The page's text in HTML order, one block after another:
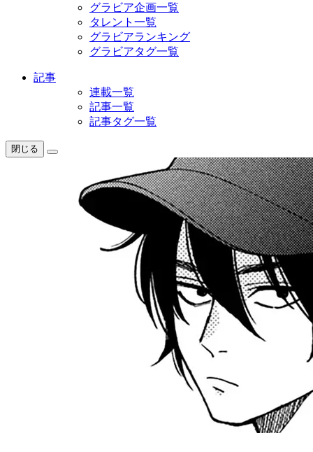
グラビア企画一覧
タレント一覧
グラビアランキング
グラビアタグ一覧
記事
連載一覧
記事一覧
記事タグ一覧
閉じる